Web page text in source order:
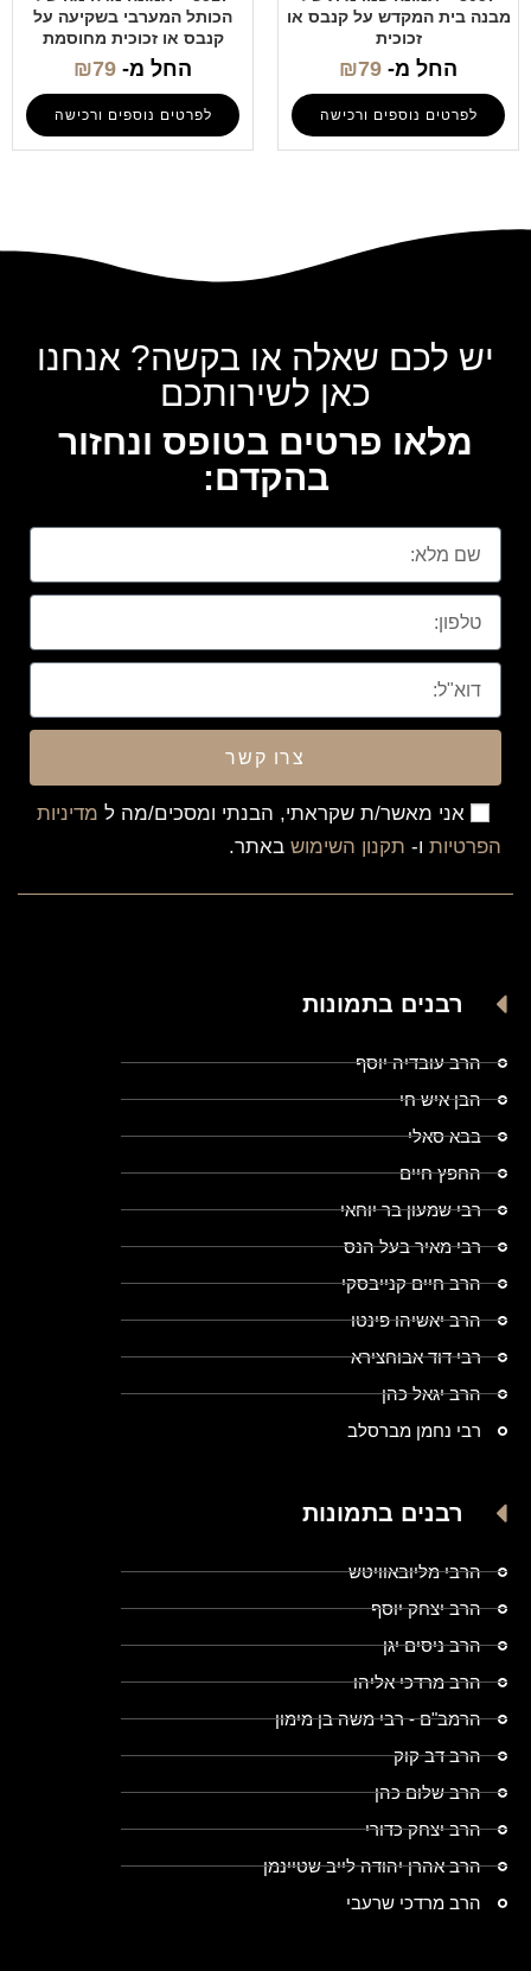
מבנה בית המקדש על קנבס או
זכוכית
החל מ- ₪79
לפרטים נוספים ורכישה
הכותל המערבי בשקיעה על
קנבס או זכוכית מחוסמת
החל מ- ₪79
לפרטים נוספים ורכישה
יש לכם שאלה או בקשה? אנחנו
כאן לשירותכם
מלאו פרטים בטופס ונחזור
בהקדם:
אני מאשר/ת שקראתי, הבנתי ומסכים/מה ל מדיניות
הפרטיות ו- תקנון השימוש באתר.
צרו קשר
רבנים בתמונות
הרב עובדיה יוסף
הבן איש חי
בבא סאלי
החפץ חיים
רבי שמעון בר יוחאי
רבי מאיר בעל הנס
הרב חיים קנייבסקי
הרב יאשיהו פינטו
רבי דוד אבוחצירא
הרב יגאל כהן
רבי נחמן מברסלב
רבנים בתמונות
הרבי מליובאוויטש
הרב יצחק יוסף
הרב ניסים יגן
הרב מרדכי אליהו
הרמב"ם - רבי משה בן מימון
הרב דב קוק
הרב שלום כהן
הרב יצחק כדורי
הרב אהרן יהודה לייב שטיינמן
הרב מרדכי שרעבי